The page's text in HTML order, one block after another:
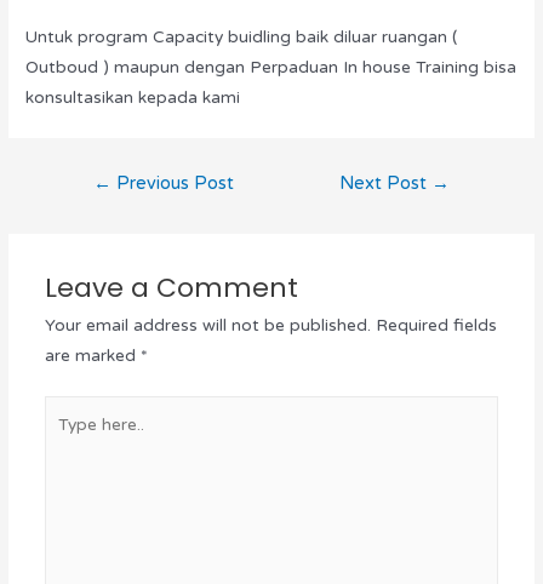
Untuk program Capacity buidling baik diluar ruangan (
Outboud ) maupun dengan Perpaduan In house Training bisa
konsultasikan kepada kami
← Previous Post Next Post →
Leave a Comment
Your email address will not be published. Required fields
are marked *